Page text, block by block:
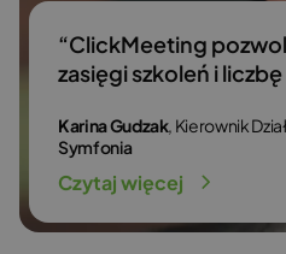
“ClickMeeting
zasięgi szkoleń i
Karina Gudzak, Kierownik
Symfonia
Czytaj więcej